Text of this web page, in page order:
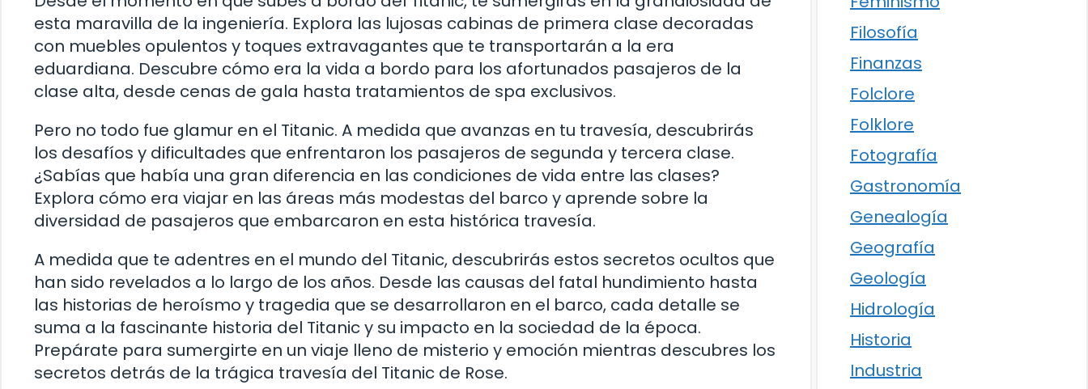
esta maravilla de la ingeniería. Explora las lujosas cabinas de primera clase decoradas
con muebles opulentos y toques extravagantes que te transportarán a la era
eduardiana. Descubre cómo era la vida a bordo para los afortunados pasajeros de la
clase alta, desde cenas de gala hasta tratamientos de spa exclusivos.
Pero no todo fue glamur en el Titanic. A medida que avanzas en tu travesía, descubrirás
los desafíos y dificultades que enfrentaron los pasajeros de segunda y tercera clase.
¿Sabías que había una gran diferencia en las condiciones de vida entre las clases?
Explora cómo era viajar en las áreas más modestas del barco y aprende sobre la
diversidad de pasajeros que embarcaron en esta histórica travesía.
A medida que te adentres en el mundo del Titanic, descubrirás estos secretos ocultos que
han sido revelados a lo largo de los años. Desde las causas del fatal hundimiento hasta
las historias de heroísmo y tragedia que se desarrollaron en el barco, cada detalle se
suma a la fascinante historia del Titanic y su impacto en la sociedad de la época.
Prepárate para sumergirte en un viaje lleno de misterio y emoción mientras descubres los
secretos detrás de la trágica travesía del Titanic de Rose.
Filosofía
Finanzas
Folclore
Folklore
Fotografía
Gastronomía
Genealogía
Geografía
Geología
Hidrología
Historia
Industria